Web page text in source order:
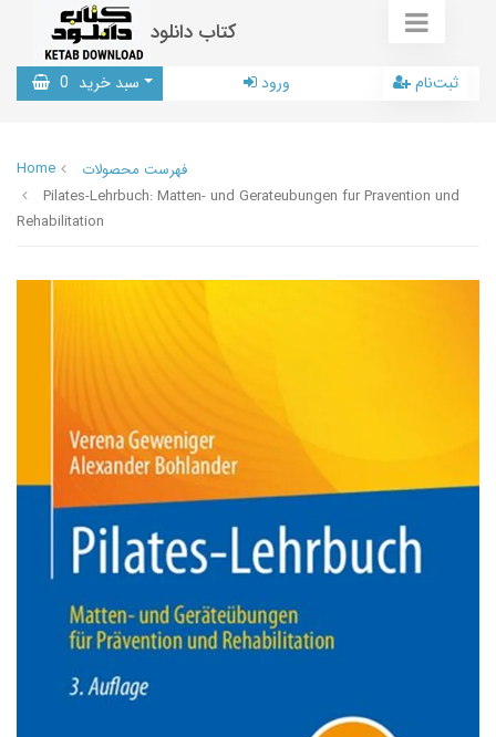
کتاب دانلود
سبد خرید 0 ورود ثبت‌نام
Home
فهرست محصولات
Pilates-Lehrbuch: Matten- und Gerateubungen fur Pravention und
Rehabilitation